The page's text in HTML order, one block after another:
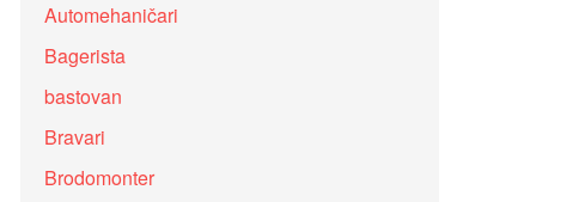
Automehaničari
Bagerista
bastovan
Bravari
Brodomonter